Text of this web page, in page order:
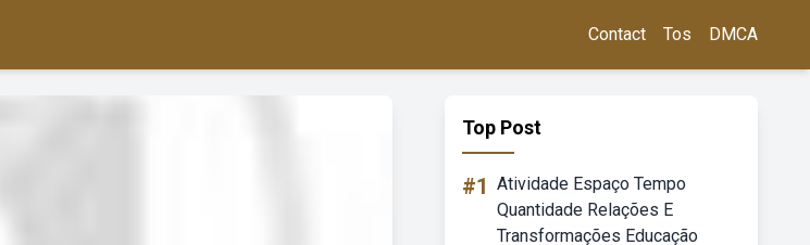
Contact Tos DMCA
Top Post
#1 Atividade Espaço Tempo
Quantidade Relações E
Transformações Educação